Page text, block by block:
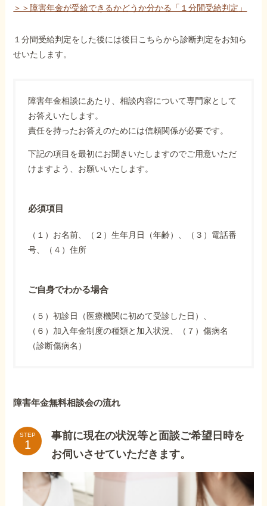
＞＞障害年金が受給できるかどうか分かる「１分間受給判定」
１分間受給判定をした後には後日こちらから診断判定をお知ら
せいたします。
障害年金相談にあたり、相談内容について専門家として
お答えいたします。
責任を持ったお答えのためには信頼関係が必要です。
下記の項目を最初にお聞きいたしますのでご用意いただ
けますよう、お願いいたします。
必須項目
（１）お名前、（２）生年月日（年齢）、（３）電話番
号、（４）住所
ご自身でわかる場合
（５）初診日（医療機関に初めて受診した日）、
（６）加入年金制度の種類と加入状況、（７）傷病名
（診断傷病名）
障害年金無料相談会の流れ
STEP
事前に現在の状況等と面談ご希望日時を
お伺いさせていただきます。